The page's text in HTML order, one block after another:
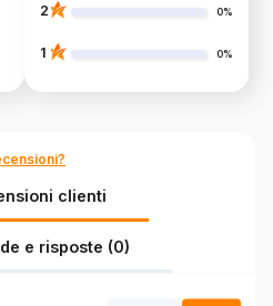
2 0%
1 0%
clienti
e risposte (0)